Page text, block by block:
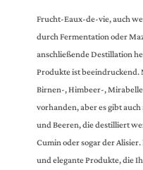
Frucht-Eaux-de-vie, auch
durch Fermentation oder
anschließende Destillation
Produkte ist
Birnen-, Himbeer-,
vorhanden, aber es gibt
und Beeren, die destilliert
Cumin oder sogar der
und elegante Produkte, die